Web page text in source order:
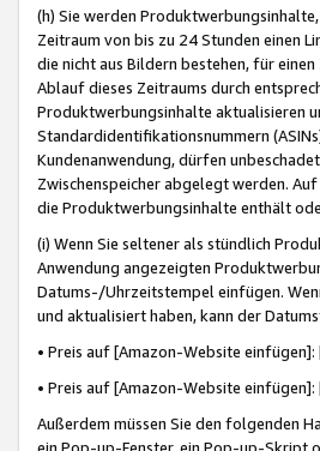
(h) Sie werden
Zeitraum von bis zu 24 Stunden einen
die nicht aus Bildern bestehen, für
Ablauf dieses Zeitraums durch
Produktwerbungsinhalte aktualisieren
Standardidentifikationsnummern
Kundenanwendung, dürfen
Zwischenspeicher abgelegt werden.
die Produktwerbungsinhalte enthält
(i) Wenn Sie seltener als stündlich
Anwendung angezeigten
Datums-/Uhrzeitstempel einfügen.
und aktualisiert haben, kann der
• Preis auf [Amazon-Website
• Preis auf [Amazon-Website
Außerdem müssen Sie den folgenden
ein Pop-up-Fenster, ein Pop-up-Skript